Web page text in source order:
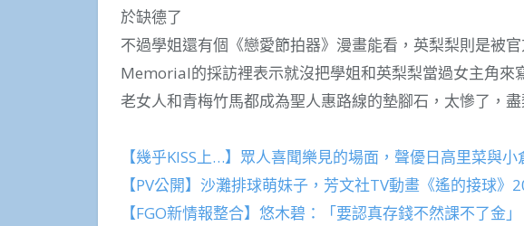
於缺德了
不過學姐還有個《戀愛節拍器》漫畫能看，英梨梨則是被
Memorial的採訪裡表示就沒把學姐和英梨梨當過女主角來
老女人和青梅竹馬都成為聖人惠路線的墊腳石，太慘了，
【幾乎KISS上…】眾人喜聞樂見的場面，聲優日高里菜與
【PV公開】沙灘排球萌妹子，芳文社TV動畫《遙的接球》
【FGO新情報整合】悠木碧：「要認真存錢不然課不了金